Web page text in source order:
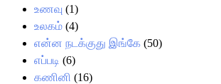
உணவு (1)
உலகம் (4)
என்ன நடக்குது இங்கே (50)
எப்படி (6)
கணினி (16)